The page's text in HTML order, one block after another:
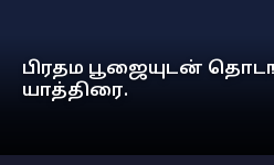
பிரதம பூஜையுடன்
யாத்திரை.